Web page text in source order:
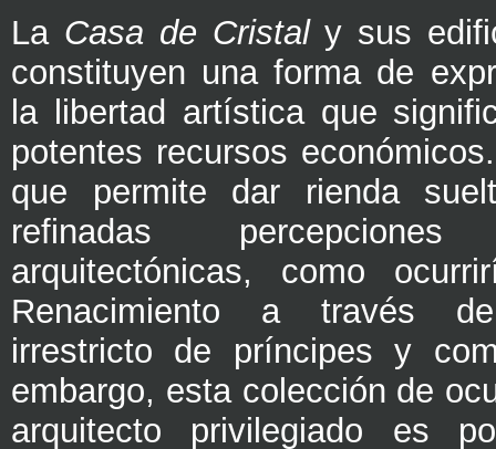
La Casa de Cristaly sus
constituyen una forma de
la libertad artística que
potentes recursos
que permite dar rienda
refinadas
arquitectónicas, como
Renacimiento a través
irrestricto de príncipes y
embargo, esta colección de
arquitecto privilegiado es